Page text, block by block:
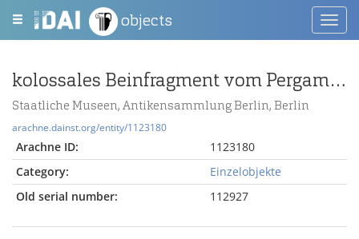
objects
kolossales Beinfragment vom Pergamonaltar; Berlin:Relief / Statue (?), Bein, Fragment
Staatliche Museen, Antikensammlung Berlin, Berlin
arachne.dainst.org/entity/1123180
Arachne ID:
1123180
Category:
Einzelobjekte
Old serial number:
112927